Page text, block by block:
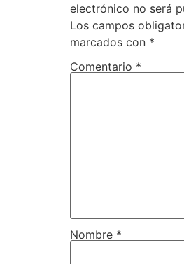
electrónico no será
Los campos
marcados con *
Comentario *
Nombre *